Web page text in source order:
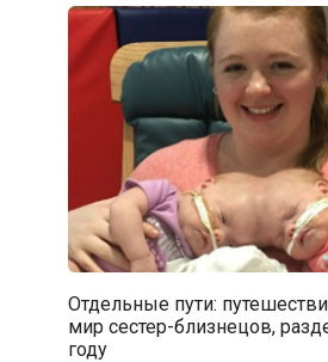
Отдельные пути:
мир сестер-близнецов,
году